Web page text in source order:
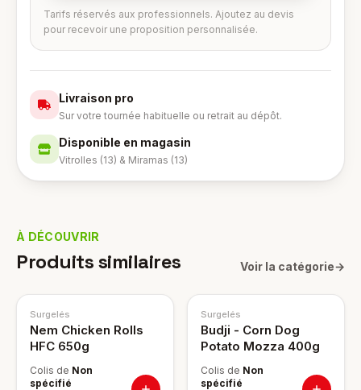
Tarifs réservés aux professionnels. Ajoutez au devis
pour recevoir une proposition personnalisée.
Livraison pro
Sur votre tournée habituelle ou retrait au dépôt.
Disponible en magasin
Vitrolles (13) & Miramas (13)
À DÉCOUVRIR
Produits similaires Voir la catégorie→
Surgelés
Nem Chicken Rolls
HFC 650g
Colis de Non
spécifié
NOUVEAU
Surgelés
Budji - Corn Dog
Potato Mozza 400g
Colis de Non
spécifié